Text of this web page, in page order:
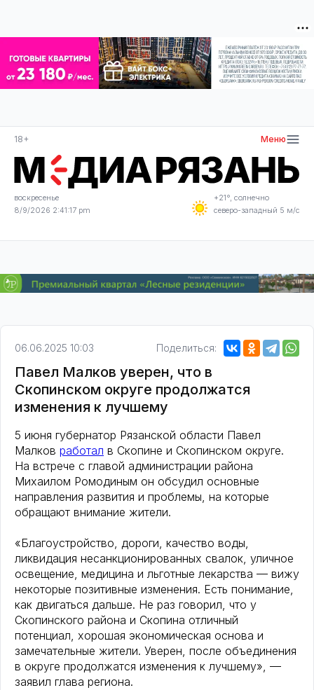
18+ Меню
воскресенье
8/9/2026 2:41:17 pm
+21°, солнечно
северо-западный 5 м/с
06.06.2025 10:03 Поделиться:
Павел Малков уверен, что в
Скопинском округе продолжатся
изменения к лучшему
5 июня губернатор Рязанской области Павел
Малков работал в Скопине и Скопинском округе.
На встрече с главой администрации района
Михаилом Ромодиным он обсудил основные
направления развития и проблемы, на которые
обращают внимание жители.
«Благоустройство, дороги, качество воды,
ликвидация несанкционированных свалок, уличное
освещение, медицина и льготные лекарства — вижу
некоторые позитивные изменения. Есть понимание,
как двигаться дальше. Не раз говорил, что у
Скопинского района и Скопина отличный
потенциал, хорошая экономическая основа и
замечательные жители. Уверен, после объединения
в округе продолжатся изменения к лучшему», —
заявил глава региона.